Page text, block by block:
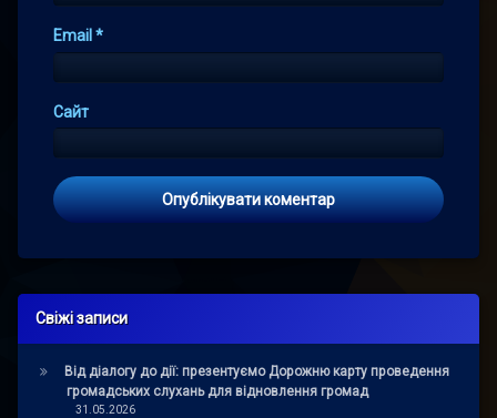
Email *
Сайт
Свіжі записи
Від діалогу до дії: презентуємо Дорожню карту проведення
громадських слухань для відновлення громад
31.05.2026